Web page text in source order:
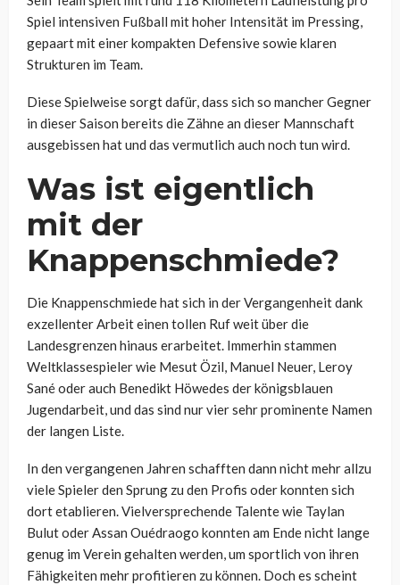
Spiel intensiven Fußball mit hoher Intensität im Pressing,
gepaart mit einer kompakten Defensive sowie klaren
Strukturen im Team.
Diese Spielweise sorgt dafür, dass sich so mancher Gegner
in dieser Saison bereits die Zähne an dieser Mannschaft
ausgebissen hat und das vermutlich auch noch tun wird.
Was ist eigentlich
mit der
Knappenschmiede?
Die Knappenschmiede hat sich in der Vergangenheit dank
exzellenter Arbeit einen tollen Ruf weit über die
Landesgrenzen hinaus erarbeitet. Immerhin stammen
Weltklassespieler wie Mesut Özil, Manuel Neuer, Leroy
Sané oder auch Benedikt Höwedes der königsblauen
Jugendarbeit, und das sind nur vier sehr prominente Namen
der langen Liste.
In den vergangenen Jahren schafften dann nicht mehr allzu
viele Spieler den Sprung zu den Profis oder konnten sich
dort etablieren. Vielversprechende Talente wie Taylan
Bulut oder Assan Ouédraogo konnten am Ende nicht lange
genug im Verein gehalten werden, um sportlich von ihren
Fähigkeiten mehr profitieren zu können. Doch es scheint